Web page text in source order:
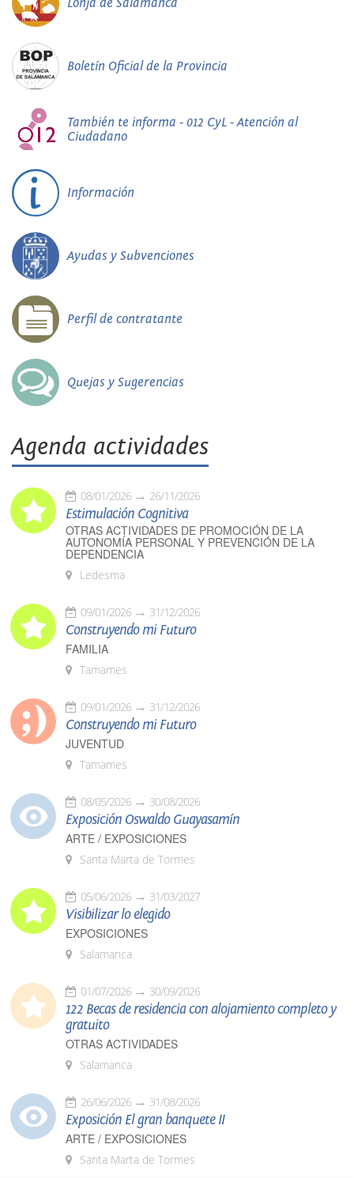
Boletín Oficial de la Provincia
También te informa - 012 CyL - Atención al
Ciudadano
Información
Ayudas y Subvenciones
Perfil de contratante
Quejas y Sugerencias
Agenda actividades
08/01/2026 26/11/2026
Estimulación Cognitiva
OTRAS ACTIVIDADES DE PROMOCIÓN DE LA
AUTONOMÍA PERSONAL Y PREVENCIÓN DE LA
DEPENDENCIA
Ledesma
09/01/2026 31/12/2026
Construyendo mi Futuro
FAMILIA
Tamames
09/01/2026 31/12/2026
Construyendo mi Futuro
JUVENTUD
Tamames
08/05/2026 30/08/2026
Exposición Oswaldo Guayasamín
ARTE / EXPOSICIONES
Santa Marta de Tormes
05/06/2026 31/03/2027
Visibilizar lo elegido
EXPOSICIONES
Salamanca
01/07/2026 30/09/2026
122 Becas de residencia con alojamiento completo y
gratuito
OTRAS ACTIVIDADES
Salamanca
26/06/2026 31/08/2026
Exposición El gran banquete II
ARTE / EXPOSICIONES
Santa Marta de Tormes